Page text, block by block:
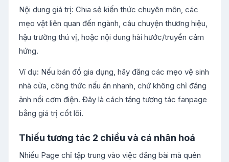
Nội dung giá trị: Chia sẻ kiến thức chuyên môn, các
mẹo vặt liên quan đến ngành, câu chuyện thương hiệu,
hậu trường thú vị, hoặc nội dung hài hước/truyền cảm
hứng.
Ví dụ: Nếu bán đồ gia dụng, hãy đăng các mẹo vệ sinh
nhà cửa, công thức nấu ăn nhanh, chứ không chỉ đăng
ảnh nồi cơm điện. Đây là cách tăng tương tác fanpage
bằng giá trị cốt lõi.
Thiếu tương tác 2 chiều và cá nhân hoá
Nhiều Page chỉ tập trung vào việc đăng bài mà quên